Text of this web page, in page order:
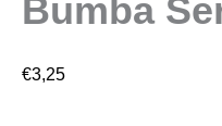
Bumba
€3,25